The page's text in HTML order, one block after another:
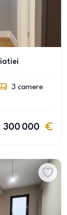
3 camere
300 000